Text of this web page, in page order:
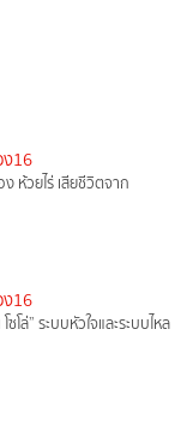
ง16
วยไร่ เสียชีวิตจาก
ง16
ล่” ระบบหัวใจและระบบไหล